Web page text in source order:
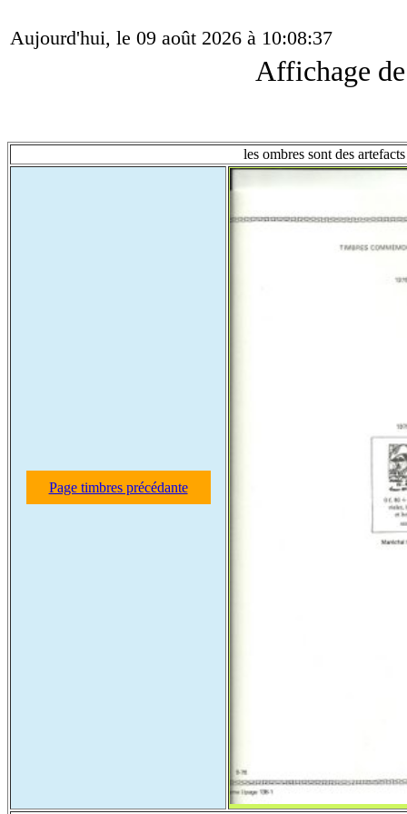
Aujourd'hui, le 09 août 2026 à 10:08:37
Affichage
les ombres sont des
Page timbres précédante